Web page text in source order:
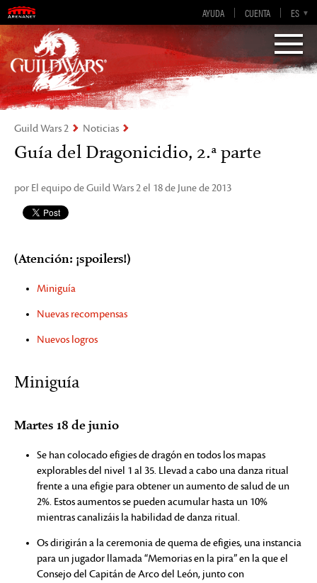
AYUDA CUENTA ES
EN
DE
FR
EN-GB
Visions of Eternity
Guild Wars 2
Guild Wars 2 Noticias
Guía del Dragonicidio, 2.ª parte
por El equipo de Guild Wars 2 el 18 de June de 2013
(Atención: ¡spoilers!)
Miniguía
Nuevas recompensas
Nuevos logros
Miniguía
Martes 18 de junio
Se han colocado efigies de dragón en todos los mapas
explorables del nivel 1 al 35. Llevad a cabo una danza ritual
frente a una efigie para obtener un aumento de salud de un
2%. Estos aumentos se pueden acumular hasta un 10%
mientras canalizáis la habilidad de danza ritual.
Os dirigirán a la ceremonia de quema de efigies, una instancia
para un jugador llamada “Memorias en la pira” en la que el
Consejo del Capitán de Arco del León, junto con